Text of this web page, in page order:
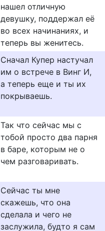
нашел отличную
девушку, поддержал её
во всех начинаниях, и
теперь вы женитесь.
Сначал Купер настучал
им о встрече в Винг И,
а теперь еще и ты их
покрываешь.
Так что сейчас мы с
тобой просто два парня
в баре, которым не о
чем разговаривать.
Сейчас ты мне
скажешь, что она
сделала и чего не
заслужила, будто я сам